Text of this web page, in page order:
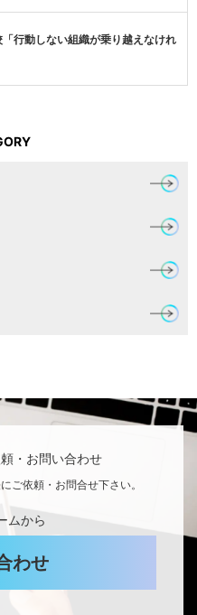
行動しない組織が乗り越えなけれ
・お問い合わせ
ご依頼・お問合せ下さい。
ムから
わせ